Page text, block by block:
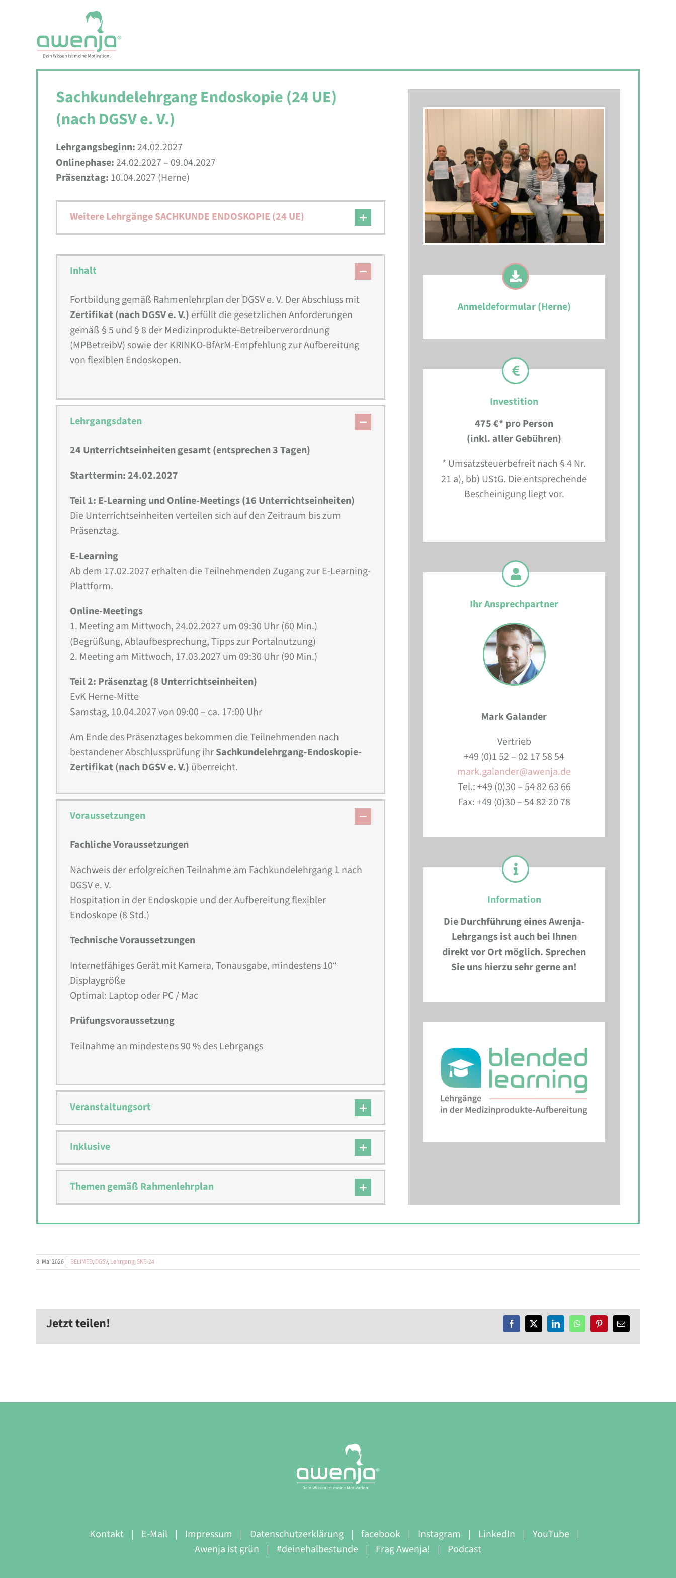
Sachkundelehrgang Endoskopie (24 UE)
(nach DGSV e. V.)
Lehrgangsbeginn:24.02.2027
Onlinephase:24.02.2027 – 09.04.2027
Präsenztag: 10.04.2027 (Herne)
Weitere Lehrgänge SACHKUNDE ENDOSKOPIE (24 UE)
Inhalt
Fortbildung gemäß Rahmenlehrplan der DGSV e. V. Der Abschluss mit
Zertifikat (nach DGSV e. V.) erfüllt die gesetzlichen Anforderungen
gemäß § 5 und § 8 der Medizinprodukte-Betreiberverordnung
(MPBetreibV) sowie der KRINKO-BfArM-Empfehlung zur Aufbereitung
von flexiblen Endoskopen.
Lehrgangsdaten
24 Unterrichtseinheiten gesamt (entsprechen 3 Tagen)
Starttermin: 24.02.2027
Teil 1: E-Learning und Online-Meetings (16 Unterrichtseinheiten)
Die Unterrichtseinheiten verteilen sich auf den Zeitraum bis zum
Präsenztag.
E-Learning
Ab dem 17.02.2027 erhalten die Teilnehmenden Zugang zur E-Learning-
Plattform.
Online-Meetings
1. Meeting am Mittwoch, 24.02.2027 um 09:30 Uhr (60 Min.)
(Begrüßung, Ablaufbesprechung, Tipps zur Portalnutzung)
2. Meeting am Mittwoch, 17.03.2027 um 09:30 Uhr (90 Min.)
Teil 2: Präsenztag (8 Unterrichtseinheiten)
EvK Herne-Mitte
Samstag, 10.04.2027 von 09:00 – ca. 17:00 Uhr
Am Ende des Präsenztages bekommen die Teilnehmenden nach
bestandener Abschlussprüfung ihrSachkundelehrgang-Endoskopie-
Zertifikat (nach DGSV e. V.) überreicht.
Voraussetzungen
Fachliche Voraussetzungen
Nachweis der erfolgreichen Teilnahme am Fachkundelehrgang 1 nach
DGSV e. V.
Hospitation in der Endoskopie und der Aufbereitung flexibler
Endoskope (8 Std.)
Technische Voraussetzungen
Internetfähiges Gerät mit Kamera, Tonausgabe, mindestens 10“
Displaygröße
Optimal: Laptop oder PC / Mac
Prüfungsvoraussetzung
Teilnahme an mindestens 90 % des Lehrgangs
Veranstaltungsort
Inklusive
Themen gemäß Rahmenlehrplan
Anmeldeformular (Herne)
Investition
475 €* pro Person
(inkl. aller Gebühren)
* Umsatzsteuerbefreit nach § 4 Nr.
21 a), bb) UStG. Die entsprechende
Bescheinigung liegt vor.
Ihr Ansprechpartner
Mark Galander
Vertrieb
+49 (0)1 52 – 02 17 58 54
mark.galander@awenja.de
Tel.: +49 (0)30 – 54 82 63 66
Fax: +49 (0)30 – 54 82 20 78
Information
Die Durchführung eines Awenja-
Lehrgangs ist auch bei Ihnen
direkt vor Ort möglich. Sprechen
Sie uns hierzu sehr gerne an!
8. Mai 2026 | BELIMED,DGSV,Lehrgang,SKE-24
Jetzt teilen! Facebook
X LinkedInWhatsAppPinterest
E-
Mail
Kontakt E-Mail Impressum Datenschutzerklärung facebook Instagram LinkedIn
YouTube
Awenja ist grün
#deinehalbestunde Frag Awenja! Podcast